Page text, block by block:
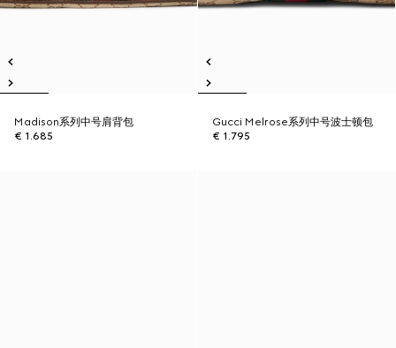
Madison系列中号肩背包
€ 1.685
Gucci Melrose系列中号波士顿包
€ 1.795